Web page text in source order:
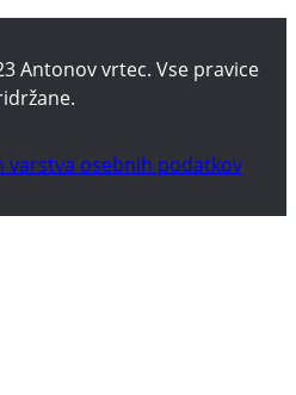
Antonov vrtec. Vse pravice
varstva osebnih podatkov